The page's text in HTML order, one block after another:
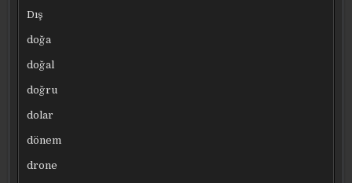
Dış
doğa
doğal
doğru
dolar
dönem
drone